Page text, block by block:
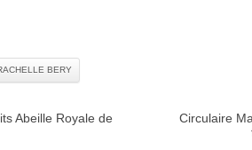
BERY
Abeille Royale de
Circulaire